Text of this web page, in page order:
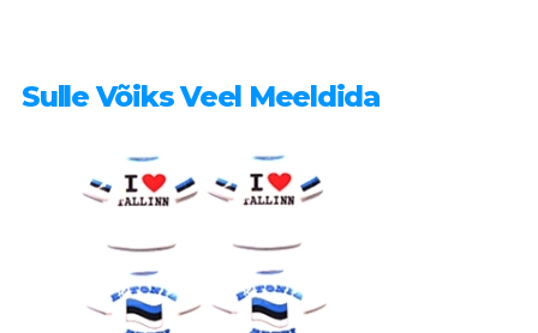
Sulle Võiks Veel Meeldida